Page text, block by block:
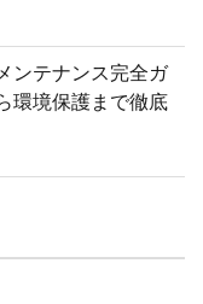
ンテナンス完全ガ
環境保護まで徹底